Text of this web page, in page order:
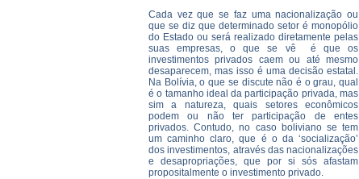
Cada vez que se faz uma nacionalização ou
que se diz que determinado setor é monopólio
do Estado ou será realizado diretamente pelas
suas empresas, o que se vê é que os
investimentos privados caem ou até mesmo
desaparecem, mas isso é uma decisão estatal.
Na Bolívia, o que se discute não é o grau, qual
é o tamanho ideal da participação privada, mas
sim a natureza, quais setores econômicos
podem ou não ter participação de entes
privados. Contudo, no caso boliviano se tem
um caminho claro, que é o da ‘socialização’
dos investimentos, através das nacionalizações
e desapropriações, que por si sós afastam
propositalmente o investimento privado.